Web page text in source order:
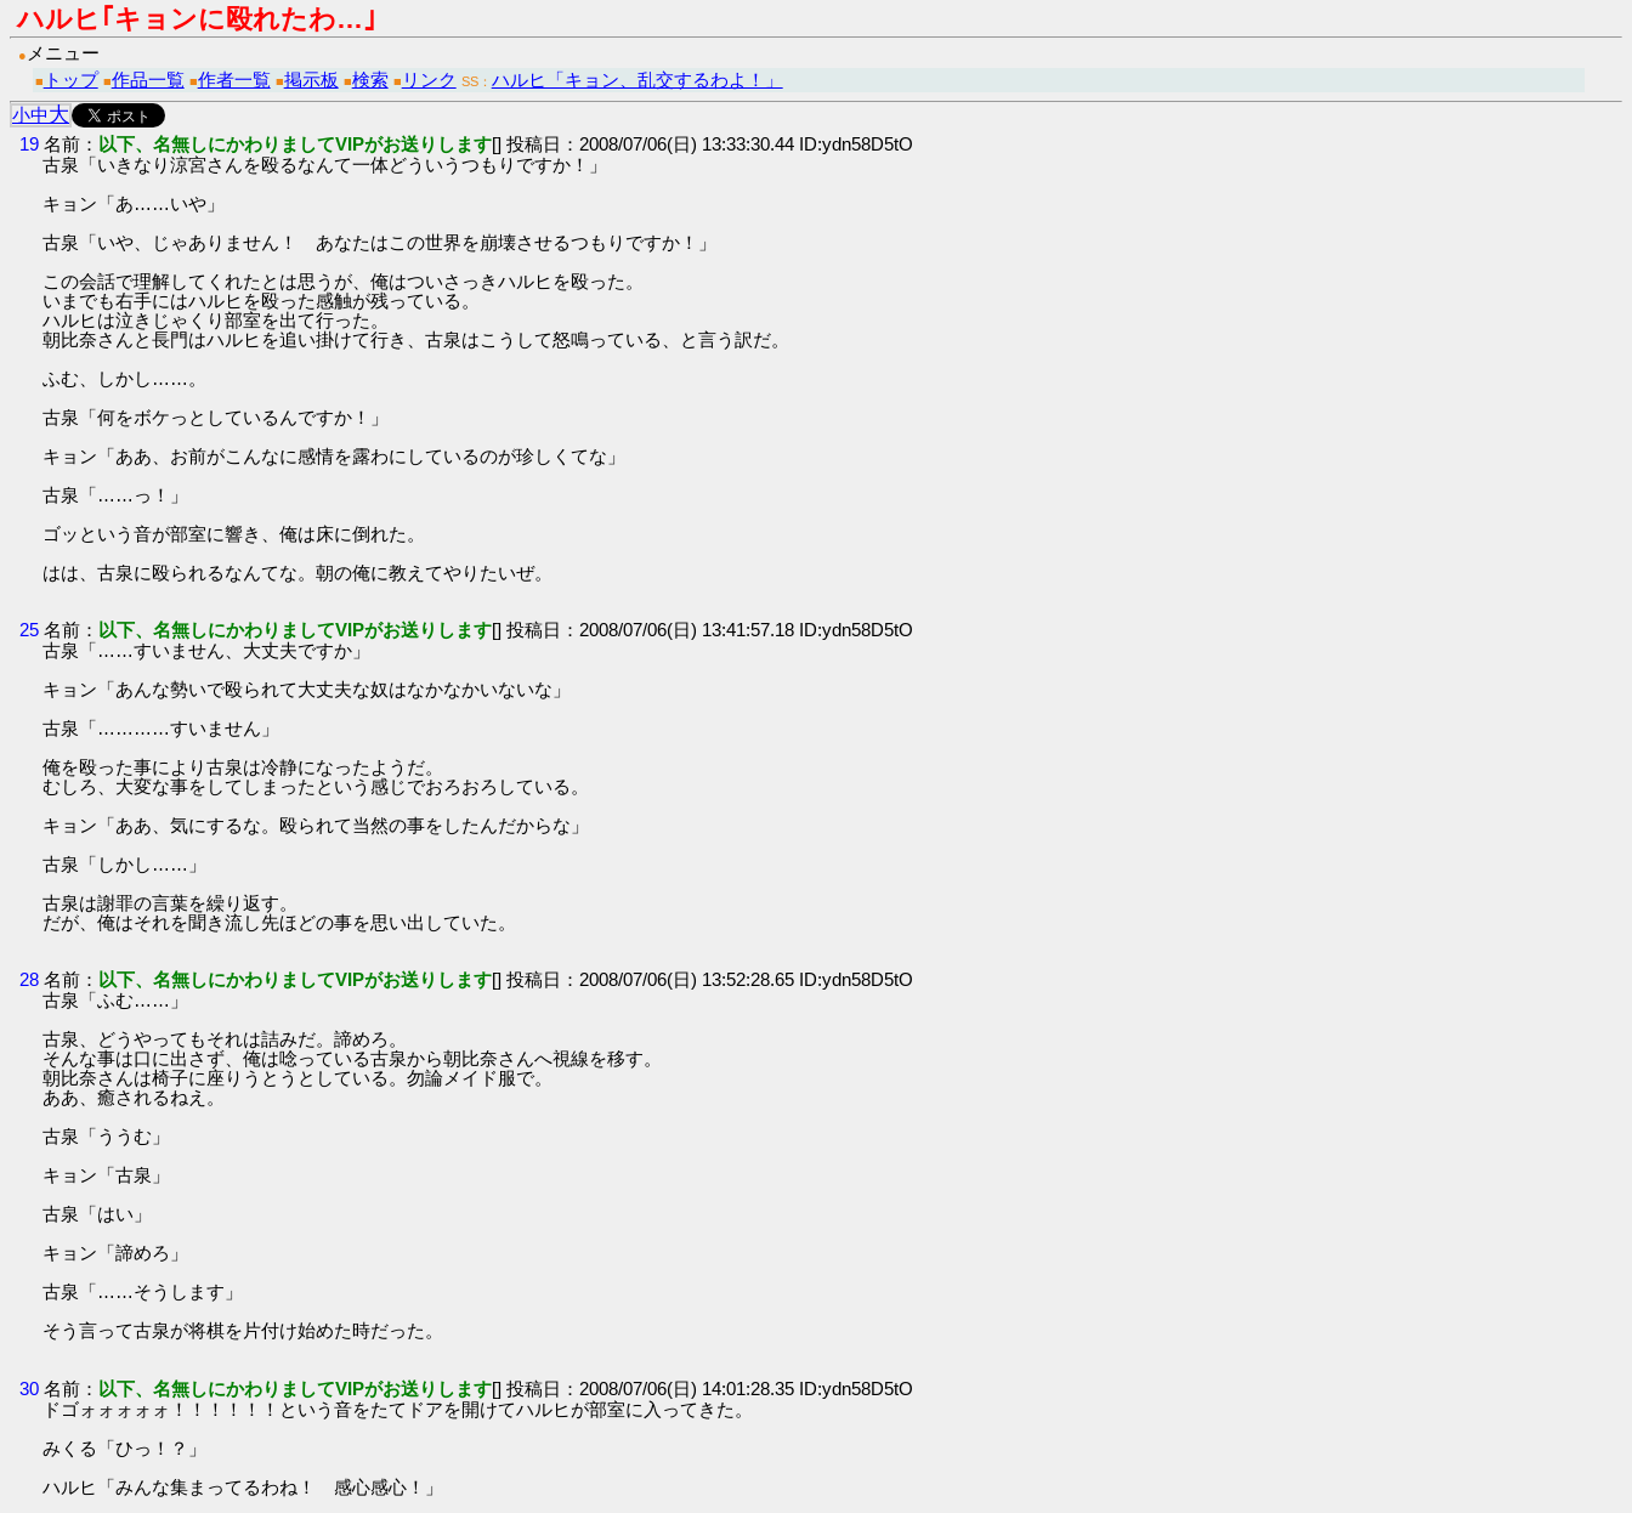
ハルヒ｢キョンに殴れたわ…｣
● メニュー
■ トップ ■作品一覧 ■作者一覧 ■掲示板 ■検索 ■ リンク SS： ハルヒ「キョン、乱交するわよ！」
小中大
19 名前： 以下、名無しにかわりましてVIPがお送りします[] 投稿日：2008/07/06(日) 13:33:30.44 ID:ydn58D5tO
古泉「いきなり涼宮さんを殴るなんて一体どういうつもりですか！」
キョン「あ……いや」
古泉「いや、じゃありません！ あなたはこの世界を崩壊させるつもりですか！」
この会話で理解してくれたとは思うが、俺はついさっきハルヒを殴った。
いまでも右手にはハルヒを殴った感触が残っている。
ハルヒは泣きじゃくり部室を出て行った。
朝比奈さんと長門はハルヒを追い掛けて行き、古泉はこうして怒鳴っている、と言う訳だ。
ふむ、しかし……。
古泉「何をボケっとしているんですか！」
キョン「ああ、お前がこんなに感情を露わにしているのが珍しくてな」
古泉「……っ！」
ゴッという音が部室に響き、俺は床に倒れた。
はは、古泉に殴られるなんてな。朝の俺に教えてやりたいぜ。
25 名前： 以下、名無しにかわりましてVIPがお送りします[] 投稿日：2008/07/06(日) 13:41:57.18 ID:ydn58D5tO
古泉「……すいません、大丈夫ですか」
キョン「あんな勢いで殴られて大丈夫な奴はなかなかいないな」
古泉「…………すいません」
俺を殴った事により古泉は冷静になったようだ。
むしろ、大変な事をしてしまったという感じでおろおろしている。
キョン「ああ、気にするな。殴られて当然の事をしたんだからな」
古泉「しかし……」
古泉は謝罪の言葉を繰り返す。
だが、俺はそれを聞き流し先ほどの事を思い出していた。
28 名前： 以下、名無しにかわりましてVIPがお送りします[] 投稿日：2008/07/06(日) 13:52:28.65 ID:ydn58D5tO
古泉「ふむ……」
古泉、どうやってもそれは詰みだ。諦めろ。
そんな事は口に出さず、俺は唸っている古泉から朝比奈さんへ視線を移す。
朝比奈さんは椅子に座りうとうとしている。勿論メイド服で。
ああ、癒されるねえ。
古泉「ううむ」
キョン「古泉」
古泉「はい」
キョン「諦めろ」
古泉「……そうします」
そう言って古泉が将棋を片付け始めた時だった。
30 名前： 以下、名無しにかわりましてVIPがお送りします[] 投稿日：2008/07/06(日) 14:01:28.35 ID:ydn58D5tO
ドゴォォォォォ！！！！！！という音をたてドアを開けてハルヒが部室に入ってきた。
みくる「ひっ！？」
ハルヒ「みんな集まってるわね！ 感心感心！」